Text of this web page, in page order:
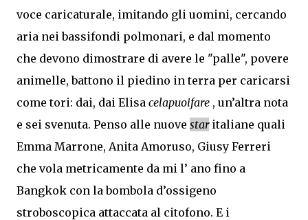
voce caricaturale, imitando gli uomini, cercando
aria nei bassifondi polmonari, e dal momento
che devono dimostrare di avere le "palle", povere
animelle, battono il piedino in terra per caricarsi
come tori: dai, dai Elisa celapuoifare , un’altra nota
e sei svenuta. Penso alle nuove staritaliane quali
Emma Marrone, Anita Amoruso, Giusy Ferreri
che vola metricamente da mi l’ ano fino a
Bangkok con la bombola d’ossigeno
stroboscopica attaccata al citofono. E i